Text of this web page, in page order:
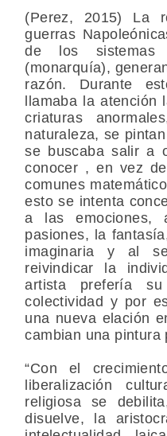
(Perez, 2015) La
guerras
de los sistemas
(monarquía),
razón. Durante
llamaba la atención
criaturas
naturaleza, se
se buscaba salir a
conocer , en vez
comunes
esto se intenta
a las emociones,
pasiones, la
imaginaria y al
reivindicar la
artista prefería
colectividad y por
una nueva elación
cambian una pintura
“Con el
liberalización
religiosa se
disuelve, la